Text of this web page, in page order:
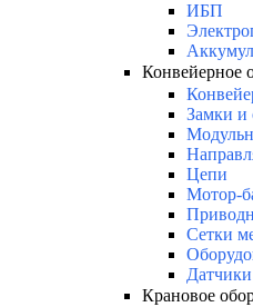
ИБП
Конвейерное
Замки и
Цепи
Мотор-
Сетки
Датчики
Крановое